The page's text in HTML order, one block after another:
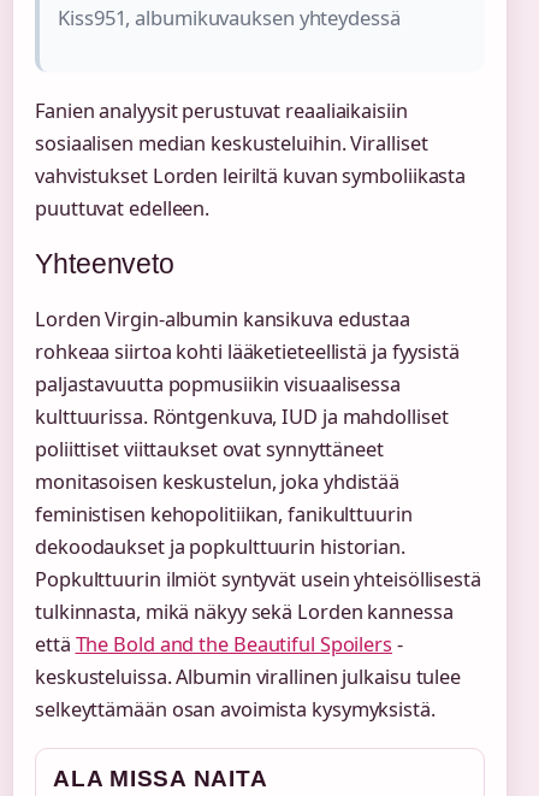
Kiss951, albumikuvauksen yhteydessä
Fanien analyysit perustuvat reaaliaikaisiin
sosiaalisen median keskusteluihin. Viralliset
vahvistukset Lorden leiriltä kuvan symboliikasta
puuttuvat edelleen.
Yhteenveto
Lorden Virgin-albumin kansikuva edustaa
rohkeaa siirtoa kohti lääketieteellistä ja fyysistä
paljastavuutta popmusiikin visuaalisessa
kulttuurissa. Röntgenkuva, IUD ja mahdolliset
poliittiset viittaukset ovat synnyttäneet
monitasoisen keskustelun, joka yhdistää
feministisen kehopolitiikan, fanikulttuurin
dekoodaukset ja popkulttuurin historian.
Popkulttuurin ilmiöt syntyvät usein yhteisöllisestä
tulkinnasta, mikä näkyy sekä Lorden kannessa
että The Bold and the Beautiful Spoilers -
keskusteluissa. Albumin virallinen julkaisu tulee
selkeyttämään osan avoimista kysymyksistä.
ALA MISSA NAITA